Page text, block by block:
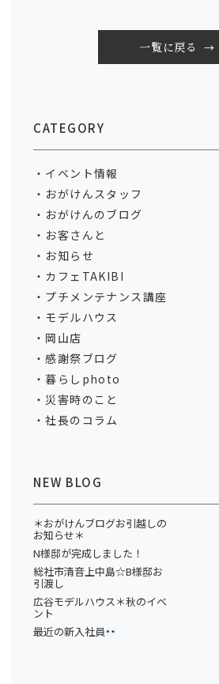
一覧に戻る
CATEGORY
イベント情報
おがけんスタッフ
おがけんのブログ
お客さんと
お知らせ
カフェTAKIBI
プチメンテナンス講座
モデルハウス
岡山店
感謝祭ブログ
暮らしphoto
災害時のこと
社長のコラム
NEW BLOG
＊おがけんブログお引越しの
お知らせ＊
N様邸が完成しました！
総社市清音上中島☆B様邸お
引渡し
広谷モデルハウス＊秋のイベ
ント
最近の新入社員